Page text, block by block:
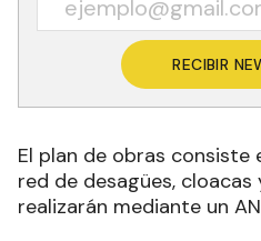
RECIBIR
El plan de obras consiste
red de desagües,
realizarán mediante un